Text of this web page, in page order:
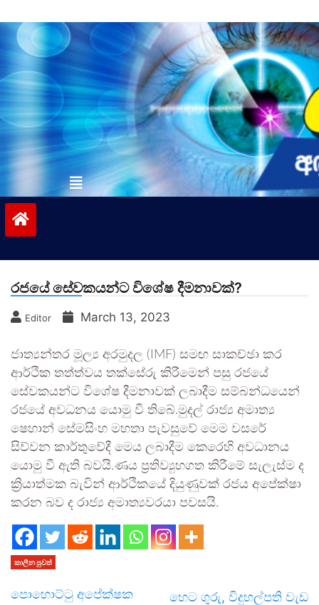
to
contentvinivida.lk
රජයේ සේවකයන්ට විශේෂ දීමනාවක්?
Editor March 13, 2023
ජාත්‍යන්තර මූල්‍ය අරමුදල (IMF) සමඟ සාකච්ඡා කර
ආර්ථික තත්ත්වය තක්සේරු කිරීමෙන් පසු රජයේ
සේවකයන්ට විශේෂ දීමනාවක් ලබාදීම සම්බන්ධයෙන්
රජයේ අවධනය යොමු වී තිබේ.මුදල් රාජ්‍ය අමාත්‍ය
ෂෙහාන් සේමසිංහ මහතා පැවසුවේ මෙම වසරේ
සිව්වන කාර්තුවේදී මෙය ලබාදීම කෙරෙහි අවධානය
යොමු වී ඇති බවයි.ණය ප්‍රතිව්‍යුහගත කිරීමේ සැලැස්ම ද
ක්‍රියාත්මක බැවින් ආර්ථිකයේ දියුණුවක් රජය අපේක්ෂා
කරන බව ද රාජ්‍ය අමාත්‍යවරයා පවසයි.
කාලීන පුවත්
පොහොට්ටු අපේක්ෂක
හෙට ගුරු, විදුහල්පති වැඩ